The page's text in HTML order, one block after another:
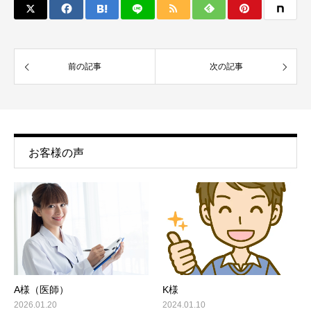
前の記事 次の記事
お客様の声
A様（医師）
2026.01.20
K様
2024.01.10